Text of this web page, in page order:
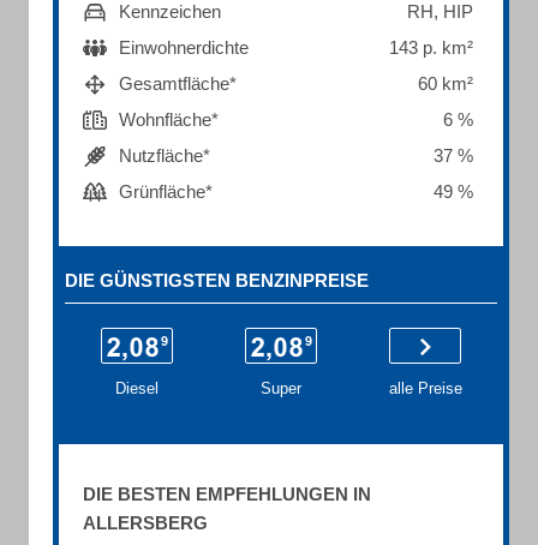
Kennzeichen
RH, HIP
Einwohnerdichte
143 p. km²
Gesamtfläche*
60 km²
Wohnfläche*
6 %
Nutzfläche*
37 %
Grünfläche*
49 %
DIE GÜNSTIGSTEN BENZINPREISE
Diesel Super alle Preise
DIE BESTEN EMPFEHLUNGEN IN
ALLERSBERG